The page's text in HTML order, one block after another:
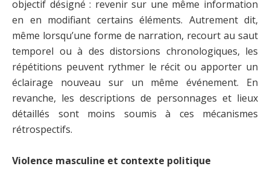
objectif désigné : revenir sur une même information
en en modifiant certains éléments. Autrement dit,
même lorsqu’une forme de narration, recourt au saut
temporel ou à des distorsions chronologiques, les
répétitions peuvent rythmer le récit ou apporter un
éclairage nouveau sur un même événement. En
revanche, les descriptions de personnages et lieux
détaillés sont moins soumis à ces mécanismes
rétrospectifs.
Violence masculine et contexte politique